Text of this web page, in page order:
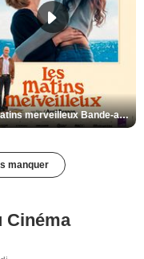
Les Matins merveilleux Bande-annonce VF
manquer
Cinéma